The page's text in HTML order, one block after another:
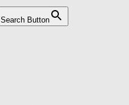
Search Button